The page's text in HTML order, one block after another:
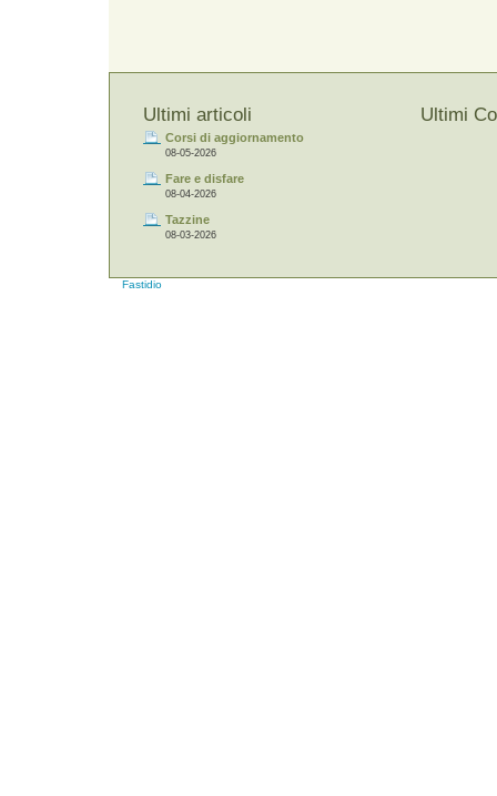
Ultimi articoli
Corsi di aggiornamento
08-05-2026
Fare e disfare
08-04-2026
Tazzine
08-03-2026
Ultimi
Fastidio